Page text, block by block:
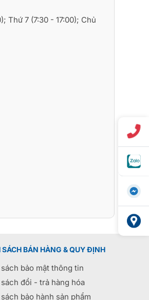
Thứ 7 (7:30 - 17:00); Chủ
SÁCH BÁN HÀNG & QUY ĐỊNH
bảo mật thông tin
đổi - trả hàng hóa
bảo hành sản phẩm